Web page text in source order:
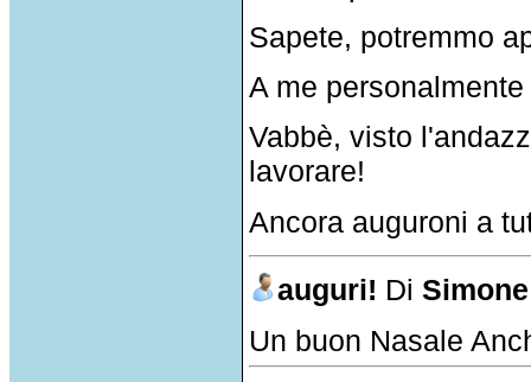
Sapete, potremmo
A me
Vabbè, visto
lavorare!
Ancora auguroni a
auguri! Di
Un buon Nasale